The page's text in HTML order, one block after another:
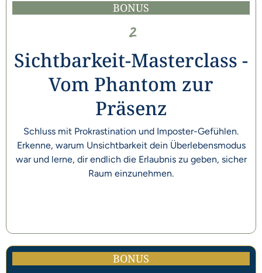
BONUS
2
Sichtbarkeit-Masterclass -
Vom Phantom zur
Präsenz
Schluss mit Prokrastination und Imposter-Gefühlen.
Erkenne, warum Unsichtbarkeit dein Überlebensmodus
war und lerne, dir endlich die Erlaubnis zu geben, sicher
Raum einzunehmen.
BONUS